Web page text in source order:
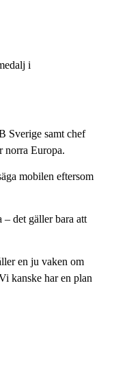
i
Sverige samt chef
Europa.
mobilen eftersom
det gäller bara att
en ju vaken om
kanske har en plan